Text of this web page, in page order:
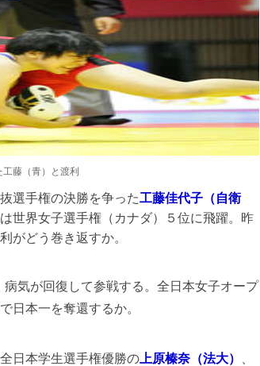
藤（青）と渡利
選手権の決勝を争った工藤佳代子（自衛
世界女子選手権（カナダ）５位に飛躍。昨
がどう巻き返すか。
病気が回復して参戦する。全日本女子オープ
日本一を奪還するか。
全日本学生選手権優勝の 上原榛奈（法大）